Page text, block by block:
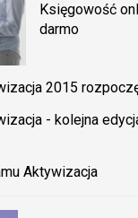
Księgowość
darmo
2015
- kolejna
Aktywizacja